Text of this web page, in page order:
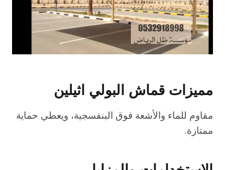
مميزات قماش البولي اثيلين
مقاوم للماء والأشعة فوق البنفسجية، ويعطي حماية
ممتازة.